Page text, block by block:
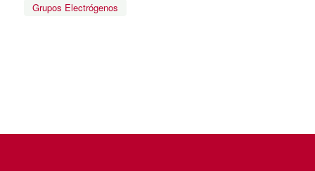
Grupos Electrógenos